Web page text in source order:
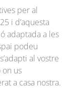
per al
i d’aquesta
adaptada a les
podeu
al vostre
on us
a casa nostra.